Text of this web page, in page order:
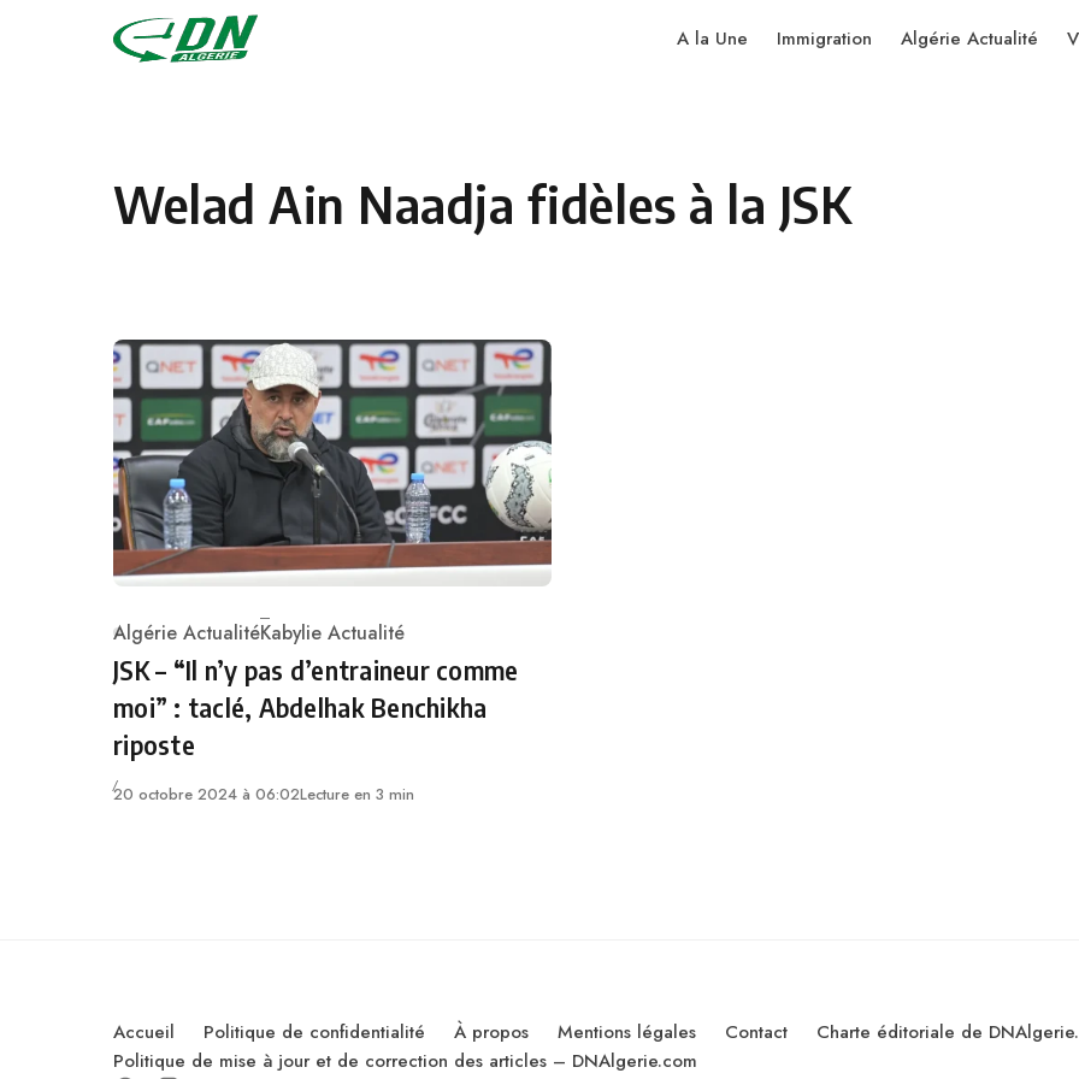
Skip to content
A la Une Immigration Algérie Actualité
Welad Ain Naadja fidèles à la JSK
Category
Algérie ActualitéKabylie Actualité
JSK – “Il n’y pas d’entraineur comme
moi” : taclé, Abdelhak Benchikha
riposte
20 octobre 2024 à 06:02Lecture en 3 min
Accueil Politique de confidentialité À propos Mentions légales Contact
Charte éditoriale de
Politique de mise à jour et de correction des articles – DNAlgerie.com